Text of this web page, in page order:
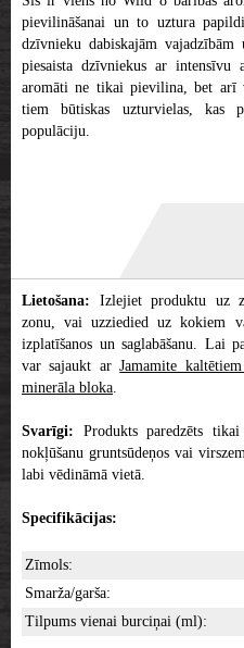
pievilināšanai un to uztura
dzīvnieku dabiskajām vajadzībām
piesaista dzīvniekus ar intensīvu
aromāti ne tikai pievilina, bet arī
tiem būtiskas uzturvielas, kas
populāciju.
Lietošana: Izlejiet produktu uz
zonu, vai uzziedied uz kokiem
izplatīšanos un saglabāšanu. Lai
var sajaukt arJamamite
minerāla bloka.
Svarīgi: Produkts paredzēts
nokļūšanu gruntsūdeņos vai
labi vēdināmā vietā.
Specifikācijas:
Zīmols:
Smarža/garša:
Tilpums vienai burciņai (ml):